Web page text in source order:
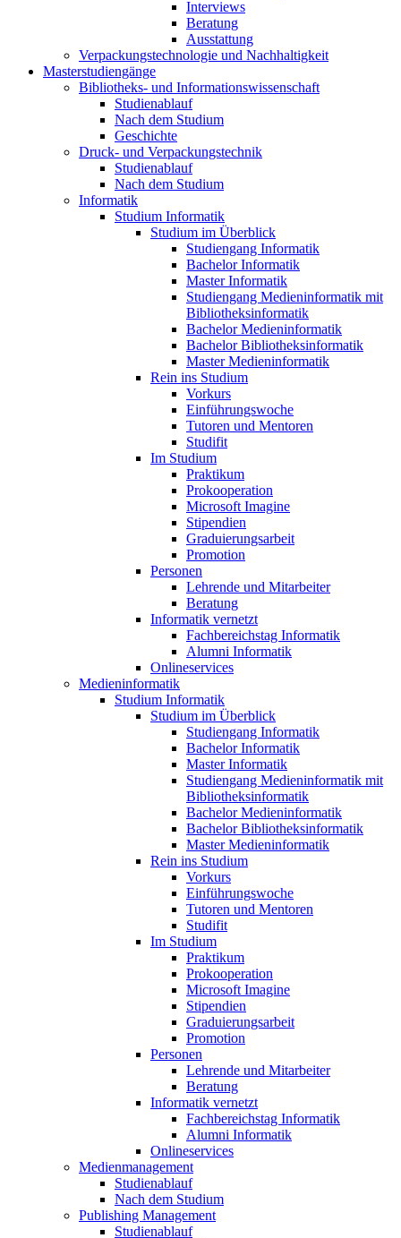
Interviews
Beratung
Ausstattung
Verpackungstechnologie und Nachhaltigkeit
Masterstudiengänge
Bibliotheks- und Informationswissenschaft
Studienablauf
Nach dem Studium
Geschichte
Druck- und Verpackungstechnik
Studienablauf
Nach dem Studium
Informatik
Studium Informatik
Studium im Überblick
Studiengang Informatik
Bachelor Informatik
Master Informatik
Studiengang Medieninformatik mit
Bibliotheksinformatik
Bachelor Medieninformatik
Bachelor Bibliotheksinformatik
Master Medieninformatik
Rein ins Studium
Vorkurs
Einführungswoche
Tutoren und Mentoren
Studifit
Im Studium
Praktikum
Prokooperation
Microsoft Imagine
Stipendien
Graduierungsarbeit
Promotion
Personen
Lehrende und Mitarbeiter
Beratung
Informatik vernetzt
Fachbereichstag Informatik
Alumni Informatik
Onlineservices
Medieninformatik
Studium Informatik
Studium im Überblick
Studiengang Informatik
Bachelor Informatik
Master Informatik
Studiengang Medieninformatik mit
Bibliotheksinformatik
Bachelor Medieninformatik
Bachelor Bibliotheksinformatik
Master Medieninformatik
Rein ins Studium
Vorkurs
Einführungswoche
Tutoren und Mentoren
Studifit
Im Studium
Praktikum
Prokooperation
Microsoft Imagine
Stipendien
Graduierungsarbeit
Promotion
Personen
Lehrende und Mitarbeiter
Beratung
Informatik vernetzt
Fachbereichstag Informatik
Alumni Informatik
Onlineservices
Medienmanagement
Studienablauf
Nach dem Studium
Publishing Management
Studienablauf